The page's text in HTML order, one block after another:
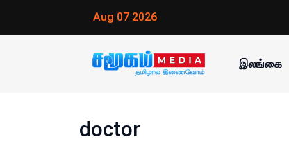
Aug 07 2026
இலங்கை
doctor